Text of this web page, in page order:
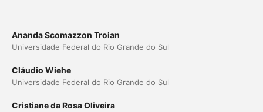
Ananda Scomazzon Troian
Universidade Federal do Rio Grande do Sul
Cláudio Wiehe
Universidade Federal do Rio Grande do Sul
Cristiane da Rosa Oliveira